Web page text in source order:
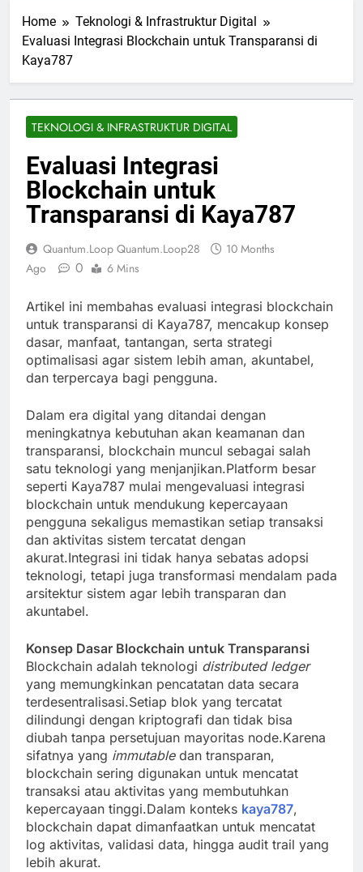
Home
Teknologi & Infrastruktur Digital
Evaluasi Integrasi Blockchain untuk Transparansi di
Kaya787
TEKNOLOGI & INFRASTRUKTUR DIGITAL
Evaluasi Integrasi
Blockchain untuk
Transparansi di Kaya787
Quantum.loop Quantum.loop28
10 Months
Ago
0 6 Mins
Artikel ini membahas evaluasi integrasi blockchain
untuk transparansi di Kaya787, mencakup konsep
dasar, manfaat, tantangan, serta strategi
optimalisasi agar sistem lebih aman, akuntabel,
dan terpercaya bagi pengguna.
Dalam era digital yang ditandai dengan
meningkatnya kebutuhan akan keamanan dan
transparansi, blockchain muncul sebagai salah
satu teknologi yang menjanjikan.Platform besar
seperti Kaya787 mulai mengevaluasi integrasi
blockchain untuk mendukung kepercayaan
pengguna sekaligus memastikan setiap transaksi
dan aktivitas sistem tercatat dengan
akurat.Integrasi ini tidak hanya sebatas adopsi
teknologi, tetapi juga transformasi mendalam pada
arsitektur sistem agar lebih transparan dan
akuntabel.
Konsep Dasar Blockchain untuk Transparansi
Blockchain adalah teknologi distributed ledger
yang memungkinkan pencatatan data secara
terdesentralisasi.Setiap blok yang tercatat
dilindungi dengan kriptografi dan tidak bisa
diubah tanpa persetujuan mayoritas node.Karena
sifatnya yang immutabledan transparan,
blockchain sering digunakan untuk mencatat
transaksi atau aktivitas yang membutuhkan
kepercayaan tinggi.Dalam konteks kaya787,
blockchain dapat dimanfaatkan untuk mencatat
log aktivitas, validasi data, hingga audit trail yang
lebih akurat.